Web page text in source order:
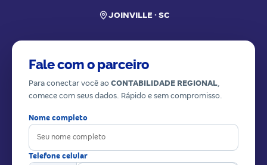
JOINVILLE · SC
Fale com o parceiro
Para conectar você ao CONTABILIDADE REGIONAL,
comece com seus dados. Rápido e sem compromisso.
Nome completo
Telefone celular